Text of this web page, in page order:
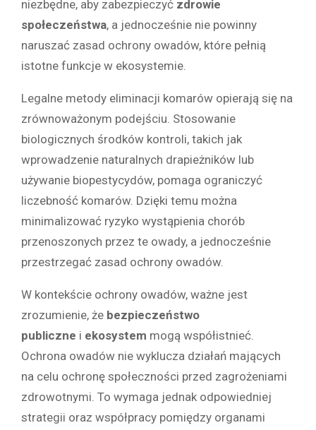
niezbędne, aby zabezpieczyć zdrowie
społeczeństwa, a jednocześnie nie powinny
naruszać zasad ochrony owadów, które pełnią
istotne funkcje w ekosystemie.
Legalne metody eliminacji komarów opierają się na
zrównoważonym podejściu. Stosowanie
biologicznych środków kontroli, takich jak
wprowadzenie naturalnych drapieżników lub
używanie biopestycydów, pomaga ograniczyć
liczebność komarów. Dzięki temu można
minimalizować ryzyko wystąpienia chorób
przenoszonych przez te owady, a jednocześnie
przestrzegać zasad ochrony owadów.
W kontekście ochrony owadów, ważne jest
zrozumienie, że bezpieczeństwo
publiczne i ekosystem mogą współistnieć.
Ochrona owadów nie wyklucza działań mających
na celu ochronę społeczności przed zagrożeniami
zdrowotnymi. To wymaga jednak odpowiedniej
strategii oraz współpracy pomiędzy organami